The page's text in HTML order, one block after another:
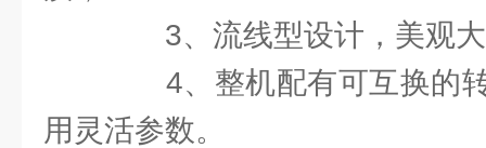
3、流线型设计，美观大
4、整机配有可互换的转
用灵活参数。